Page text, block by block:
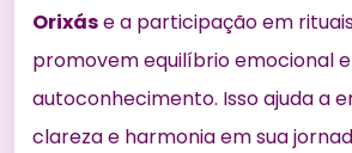
Orixáse a participação em
promovem equilíbrio emocional e
autoconhecimento. Isso ajuda a
clareza e harmonia em sua